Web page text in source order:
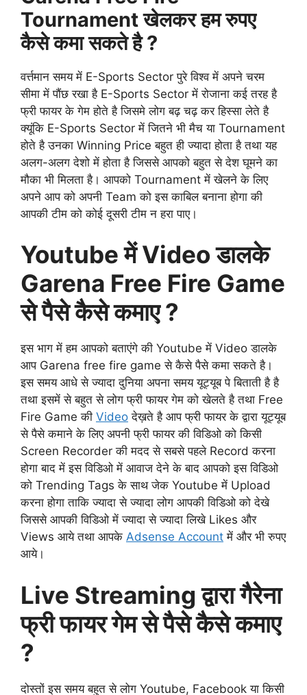
Tournament खेलकर हम रुपए
कैसे कमा सकते है ?
वर्त्तमान समय में E-Sports Sector पुरे विश्व में अपने चरम
सीमा में पौंछ रखा है E-Sports Sector में रोजाना कई तरह है
फ्री फायर के गेम होते है जिसमे लोग बढ़ चढ़ कर हिस्सा लेते है
क्यूंकि E-Sports Sector में जितने भी मैच या Tournament
होते है उनका Winning Price बहुत ही ज्यादा होता है तथा यह
अलग-अलग देशो में होता है जिससे आपको बहुत से देश घूमने का
मौका भी मिलता है। आपको Tournament में खेलने के लिए
अपने आप को अपनी Team को इस काबिल बनाना होगा की
आपकी टीम को कोई दूसरी टीम न हरा पाए।
Youtube में Video डालके
Garena Free Fire Game
से पैसे कैसे कमाए ?
इस भाग में हम आपको बताएंगे की Youtube में Video डालके
आप Garena free fire game से कैसे पैसे कमा सकते है।
इस समय आधे से ज्यादा दुनिया अपना समय यूट्यूब पे बिताती है है
तथा इसमें से बहुत से लोग फ्री फायर गेम को खेलते है तथा Free
Fire Game की Video देख़ते है आप फ्री फायर के द्वारा यूट्यूब
से पैसे कमाने के लिए अपनी फ्री फायर की विडिओ को किसी
Screen Recorder की मदद से सबसे पहले Record करना
होगा बाद में इस विडिओ में आवाज देने के बाद आपको इस विडिओ
को Trending Tags के साथ जेक Youtube में Upload
करना होगा ताकि ज्यादा से ज्यादा लोग आपकी विडिओ को देखे
जिससे आपकी विडिओ में ज्यादा से ज्यादा लिखे Likes और
Views आये तथा आपके Adsense Account में और भी रुपए
आये।
Live Streaming द्वारा गैरेना
फ्री फायर गेम से पैसे कैसे कमाए
?
दोस्तों इस समय बहुत से लोग Youtube, Facebook या किसी